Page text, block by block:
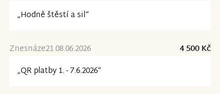
„Hodně štěstí a sil“
Znesnáze21 08.06.2026
4 500 Kč
„QR platby 1. - 7.6.2026“